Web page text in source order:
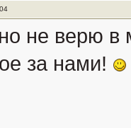
не верю в
за нами!